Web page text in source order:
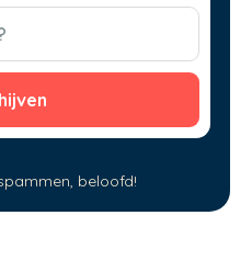
beloofd!